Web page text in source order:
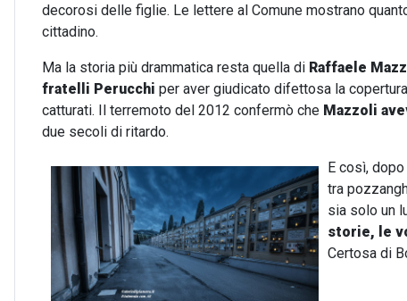
decorosi delle figlie. Le lettere al Comune mostrano
cittadino.
Ma la storia più drammatica resta quella di Raffaele
fratelli Perucchi per aver giudicato difettosa la
catturati. Il terremoto del 2012 confermò che Mazzoli
due secoli di ritardo.
E così,
tra
sia solo un
storie, le
Certosa di